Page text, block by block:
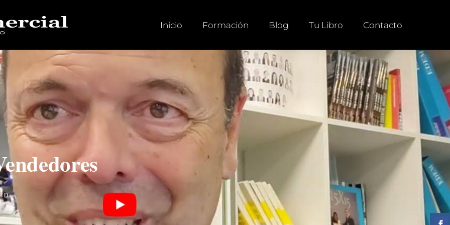
Inicio Formación Blog Tu Libro Contacto